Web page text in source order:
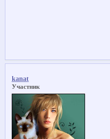
kanat
Участник